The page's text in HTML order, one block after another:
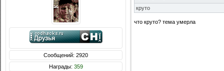
Сообщений: 2920
Награды: 359
круто
что круто? тема умерла